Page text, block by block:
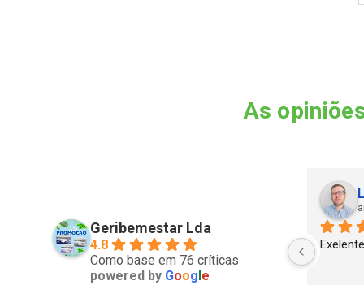
As
Geribemestar Lda
4.8
Como base em 76 críticas
powered by Google